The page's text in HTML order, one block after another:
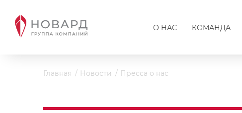
О НАС КОМАНДА
Главная Новости Пресса о нас